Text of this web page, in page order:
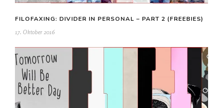
FILOFAXING: DIVIDER IN PERSONAL – PART 2 (FREEBIES)
17. Oktober 2016